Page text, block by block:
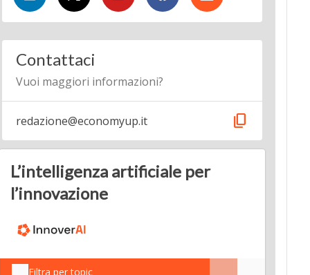
Contattaci
Vuoi maggiori informazioni?
redazione@economyup.it content_copy
L’intelligenza artificiale per
l’innovazione
Filtra per topic